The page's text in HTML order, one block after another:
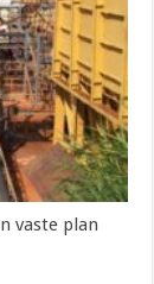
vaste plan